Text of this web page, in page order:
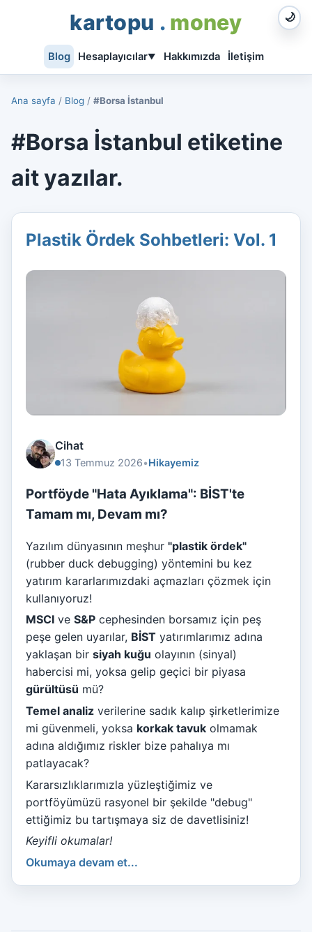
kartopu . money 🌙
Blog Hesaplayıcılar▼ Hakkımızda İletişim
Ana sayfa / Blog / #Borsa İstanbul
#Borsa İstanbul etiketine
ait yazılar.
Plastik Ördek Sohbetleri: Vol. 1
Cihat
13 Temmuz 2026•Hikayemiz
Portföyde "Hata Ayıklama": BİST'te
Tamam mı, Devam mı?
Yazılım dünyasının meşhur "plastik ördek"
(rubber duck debugging) yöntemini bu kez
yatırım kararlarımızdaki açmazları çözmek için
kullanıyoruz!
MSCI ve S&P cephesinden borsamız için peş
peşe gelen uyarılar, BİST yatırımlarımız adına
yaklaşan bir siyah kuğu olayının (sinyal)
habercisi mi, yoksa gelip geçici bir piyasa
gürültüsü mü?
Temel analiz verilerine sadık kalıp şirketlerimize
mi güvenmeli, yoksa korkak tavuk olmamak
adına aldığımız riskler bize pahalıya mı
patlayacak?
Kararsızlıklarımızla yüzleştiğimiz ve
portföyümüzü rasyonel bir şekilde "debug"
ettiğimiz bu tartışmaya siz de davetlisiniz!
Keyifli okumalar!
Okumaya devam et...